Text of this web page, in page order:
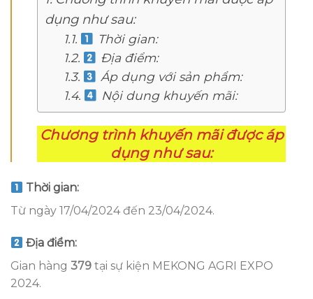
dụng như sau:
Thời gian:
Địa điểm:
Áp dụng với sản phẩm:
Nội dung khuyến mãi:
Chương trình khuyến mãi được áp
dụng như sau:
Thời gian:
Từ ngày 17/04/2024 đến 23/04/2024.
Địa điểm:
Gian hàng 379 tại sự kiện MEKONG AGRI EXPO
2024.